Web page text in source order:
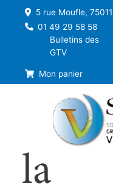
5 rue Moufle,
01 49 29 58 58
Bulletins des
GTV
Mon panier
la